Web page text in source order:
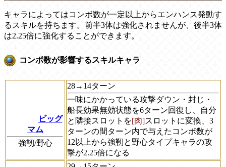
キャラによってはコンボ数が一定以上からエンハンス発動す
るスキルを持ちます。前半3体は強化されませんが、後半3体
は2.25倍に強化することができます。
コンボ数が影響するスキルキャラ
ビッグ
マム
強靭/野心
28→14ターン
一味にかかっている攻撃ダウン・封じ・
船長効果無効状態を6ターン回復し、自分
と隣接スロットを[肉]スロットに変換、3
ターンの間ターン内で与えたコンボ数が
12以上から強靭と野心タイプキャラの攻
撃が2.25倍になる